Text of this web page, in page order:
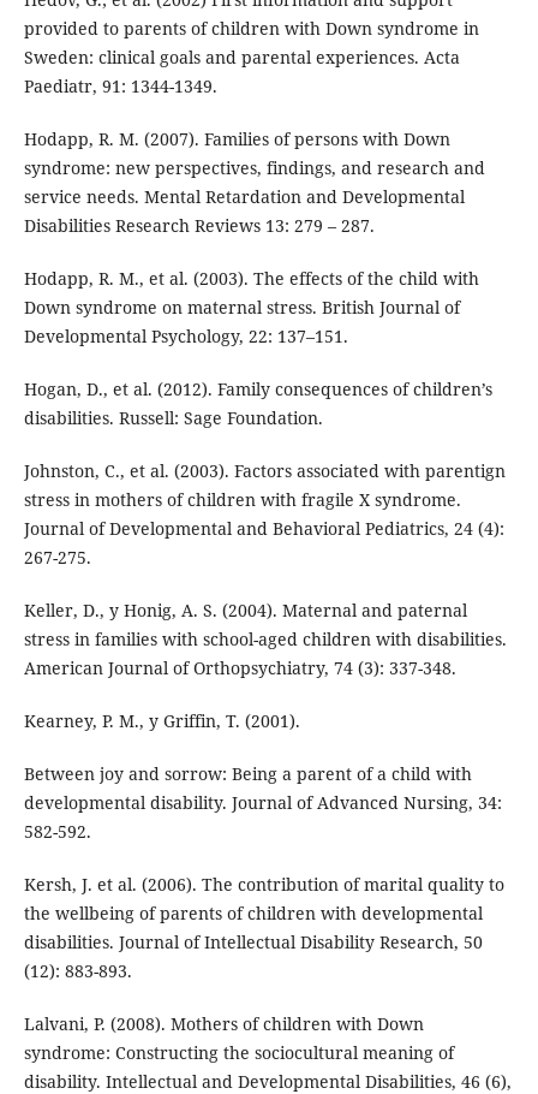
provided to parents of children with Down syndrome in
Sweden: clinical goals and parental experiences. Acta
Paediatr, 91: 1344-1349.
Hodapp, R. M. (2007). Families of persons with Down
syndrome: new perspectives, findings, and research and
service needs. Mental Retardation and Developmental
Disabilities Research Reviews 13: 279 – 287.
Hodapp, R. M., et al. (2003). The effects of the child with
Down syndrome on maternal stress. British Journal of
Developmental Psychology, 22: 137–151.
Hogan, D., et al. (2012). Family consequences of children’s
disabilities. Russell: Sage Foundation.
Johnston, C., et al. (2003). Factors associated with parentign
stress in mothers of children with fragile X syndrome.
Journal of Developmental and Behavioral Pediatrics, 24 (4):
267-275.
Keller, D., y Honig, A. S. (2004). Maternal and paternal
stress in families with school-aged children with disabilities.
American Journal of Orthopsychiatry, 74 (3): 337-348.
Kearney, P. M., y Griffin, T. (2001).
Between joy and sorrow: Being a parent of a child with
developmental disability. Journal of Advanced Nursing, 34:
582-592.
Kersh, J. et al. (2006). The contribution of marital quality to
the wellbeing of parents of children with developmental
disabilities. Journal of Intellectual Disability Research, 50
(12): 883-893.
Lalvani, P. (2008). Mothers of children with Down
syndrome: Constructing the sociocultural meaning of
disability. Intellectual and Developmental Disabilities, 46 (6),